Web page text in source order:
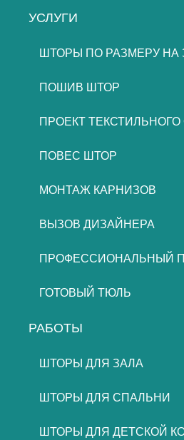
УСЛУГИ
ШТОРЫ ПО РАЗМЕРУ НА
ПОШИВ ШТОР
ПРОЕКТ
ПОВЕС ШТОР
МОНТАЖ КАРНИЗОВ
ВЫЗОВ ДИЗАЙНЕРА
ПРОФЕССИОНАЛЬНЫЙ
ГОТОВЫЙ ТЮЛЬ
РАБОТЫ
ШТОРЫ ДЛЯ ЗАЛА
ШТОРЫ ДЛЯ СПАЛЬНИ
ШТОРЫ ДЛЯ ДЕТСКОЙ